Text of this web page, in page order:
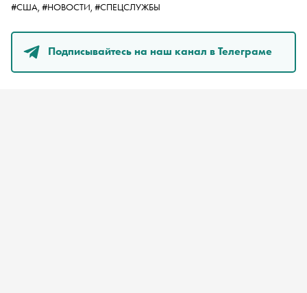
#США, #НОВОСТИ, #СПЕЦСЛУЖБЫ
Подписывайтесь на наш канал в Телеграме